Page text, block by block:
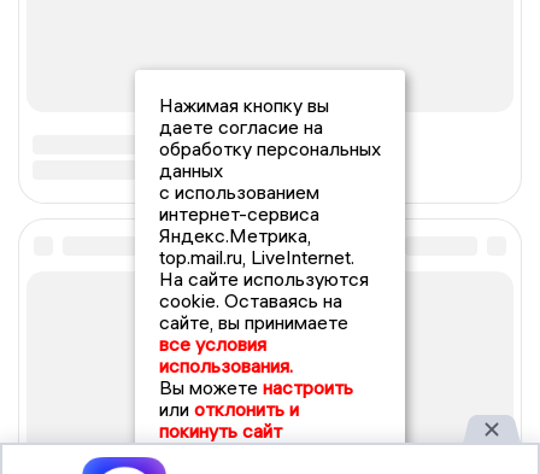
Нажимая кнопку вы
даете согласие на
обработку персональных
данных
с использованием
интернет-сервиса
Яндекс.Метрика,
top.mail.ru, LiveInternet.
На сайте используются
cookie. Оставаясь на
сайте, вы принимаете
все условия
использования.
Вы можете настроить
или отклонить и
покинуть сайт